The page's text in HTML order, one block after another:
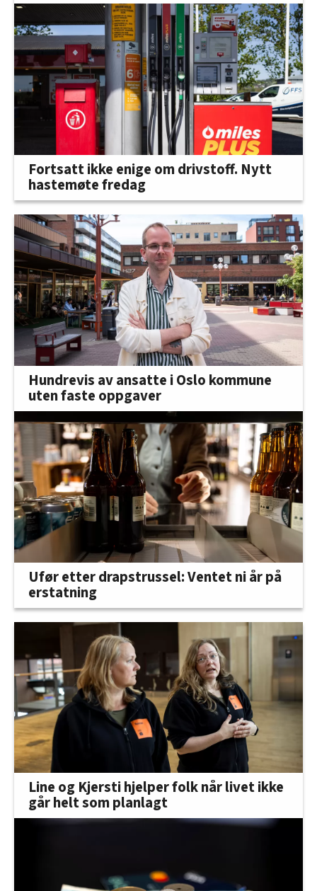
Fortsatt ikke enige om drivstoff. Nytt
hastemøte fredag
Hundrevis av ansatte i Oslo kommune
uten faste oppgaver
Ufør etter drapstrussel: Ventet ni år på
erstatning
Line og Kjersti hjelper folk når livet ikke
går helt som planlagt